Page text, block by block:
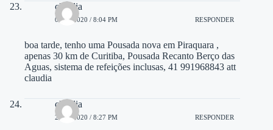
claudia
03/09/2020 / 8:04 PM RESPONDER
boa tarde, tenho uma Pousada nova em Piraquara ,
apenas 30 km de Curitiba, Pousada Recanto Berço das
Aguas, sistema de refeições inclusas, 41 991968843 att
claudia
claudia
22/09/2020 / 8:27 PM RESPONDER